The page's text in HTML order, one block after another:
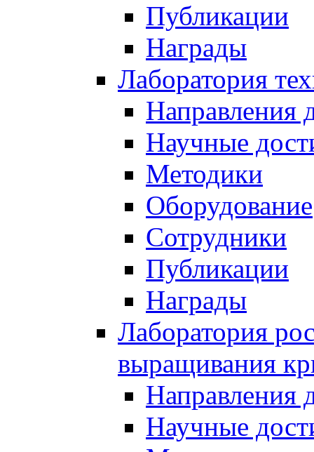
Публикации
Награды
Лаборатория
Направления
Научные
Методики
Оборудование
Сотрудники
Публикации
Награды
Лаборатория
выращивания
Направления
Научные